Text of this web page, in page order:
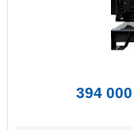
394 000